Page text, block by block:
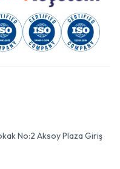
No:2 Aksoy Plaza Giriş